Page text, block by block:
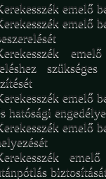
emelő
emelő
emelő
hatósági
emelő